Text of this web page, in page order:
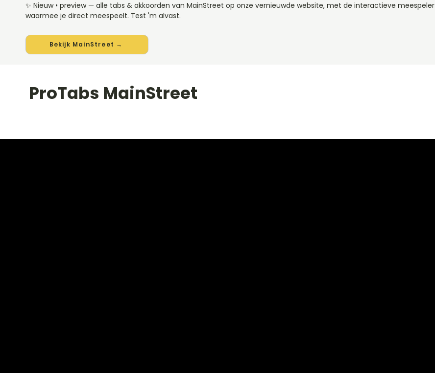
✨ Nieuw • preview — alle tabs & akkoorden van MainStreet op onze vernieuwde website, met de interactieve meespeler
waarmee je direct meespeelt. Test 'm alvast.
Bekijk MainStreet →
ProTabs MainStreet